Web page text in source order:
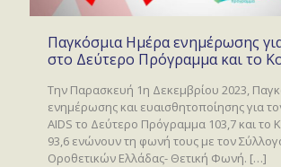
Παγκόσμια Ημέρα ενημέρωσης
στο Δεύτερο Πρόγραμμα και το
Tην Παρασκευή 1η Δεκεμβρίου 2023,
ενημέρωσης και ευαισθητοποίησης για
AIDS το Δεύτερο Πρόγραμμα 103,7 και το
93,6 ενώνουν τη φωνή τους με τον
Οροθετικών Ελλάδας- Θετική Φωνή. […]